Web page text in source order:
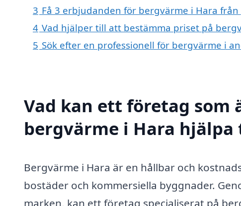
3 Få 3 erbjudanden för bergvärme i Hara
4 Vad hjälper till att bestämma priset på
5 Sök efter en professionell för bergvärme i
Vad kan ett företag som
bergvärme i Hara hjälpa
Bergvärme i Hara är en hållbar och
bostäder och kommersiella byggnader.
marken, kan ett företag specialiserat på